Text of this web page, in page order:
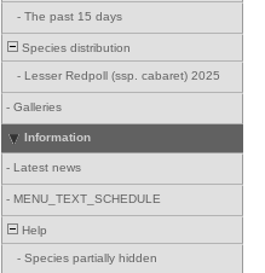
- The past 15 days
Species distribution
- Lesser Redpoll (ssp. cabaret) 2025
- Galleries
Information
- Latest news
- MENU_TEXT_SCHEDULE
Help
- Species partially hidden